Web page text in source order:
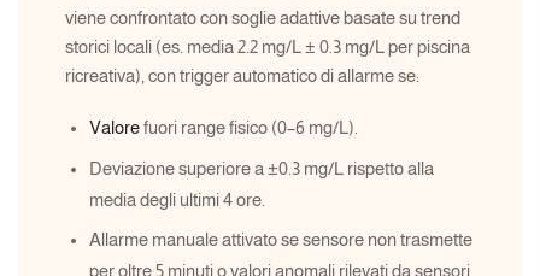
viene confrontato con soglie adattive basate su trend
storici locali (es. media 2.2 mg/L ± 0.3 mg/L per piscina
ricreativa), con trigger automatico di allarme se:
Valorefuori range fisico (0–6 mg/L).
Deviazione superiore a ±0.3 mg/L rispetto alla
media degli ultimi 4 ore.
Allarme manuale attivato se sensore non trasmette
per oltre 5 minuti o valori anomali rilevati da sensori